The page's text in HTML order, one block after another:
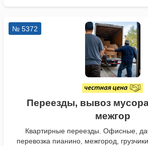
№ 5372
Переезды, вывоз
межгор
Квартирные переезды. Офисные,
перевозка пианино, межгород,